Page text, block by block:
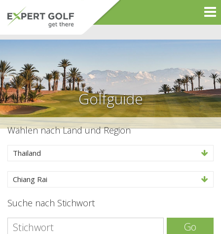
Golfguide
Wählen nach Land und Region
Thailand
Chiang Rai
Suche nach Stichwort
Go